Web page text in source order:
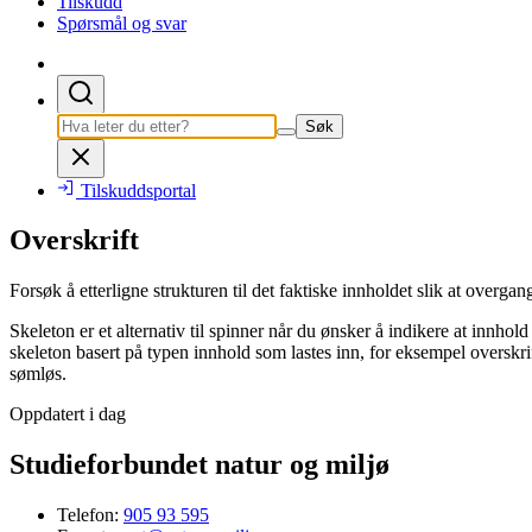
Spørsmål og svar
Søk
Tilskuddsportal
Overskrift
Forsøk å etterligne strukturen til det faktiske innholdet slik at
Skeleton er et alternativ til spinner når du ønsker å indikere at
skeleton basert på typen innhold som lastes inn, for eksempel
sømløs.
Oppdatert i dag
Studieforbundet natur og miljø
Telefon: 905 93 595